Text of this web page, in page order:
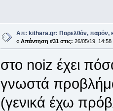
Απ: kithara.gr: Παρελθόν, παρόν,
« Απάντηση #31 στις: 26/05/19, 14:58
στο noiz έχει
γνωστά
(γενικά έχω